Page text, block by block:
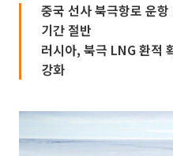
중국 선사 북극항로 운
기간 절반
러시아, 북극 LNG 환적
강화